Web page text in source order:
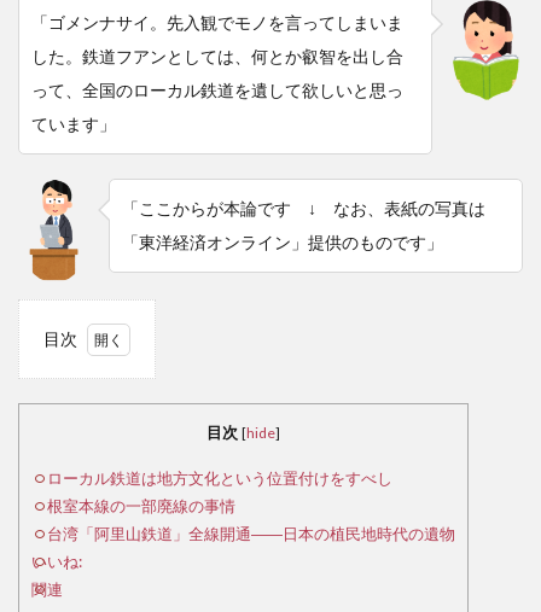
「ゴメンナサイ。先入観でモノを言ってしまいま
した。鉄道フアンとしては、何とか叡智を出し合
って、全国のローカル鉄道を遺して欲しいと思っ
ています」
「ここからが本論です ↓ なお、表紙の写真は
「東洋経済オンライン」提供のものです」
目次
道は
地方
文化
う位
置付
目次 [hide]
ローカル鉄道は地方文化という位置付けをすべし
根室本線の一部廃線の事情
台湾「阿里山鉄道」全線開通――日本の植民地時代の遺物
いいね:
関連